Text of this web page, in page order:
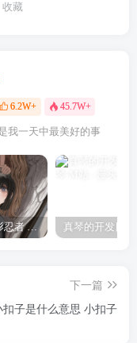
收藏
6.2W+ 45.7W+
我一天中最美好的事
angel yeah火影忍者 Angel
下一篇
扣子是什么意思 小扣子